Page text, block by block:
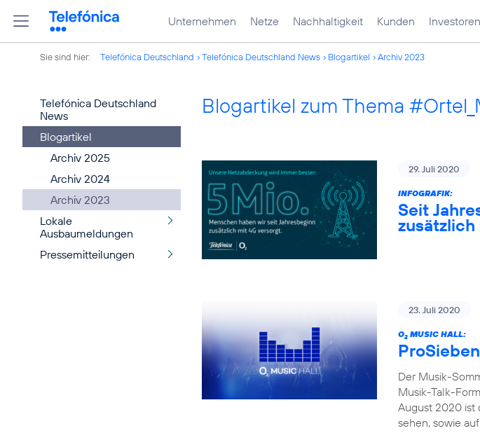
Unternehmen Netze Nachhaltigkeit Kunden Investoren
Sie sind hier: Telefónica Deutschland Telefónica Deutschland News Blogartikel Archiv 2023
Telefónica Deutschland
News
Blogartikel
Archiv 2025
Archiv 2024
Archiv 2023
Lokale
Ausbaumeldungen
Pressemitteilungen
Blogartikel zum Thema
29. Juli 2020
INFOGRAFIK:
Seit
23. Juli 2020
O2 MUSIC HALL:
Der Musik-
Musik-Talk-
August 2020 ist
sehen, sowie